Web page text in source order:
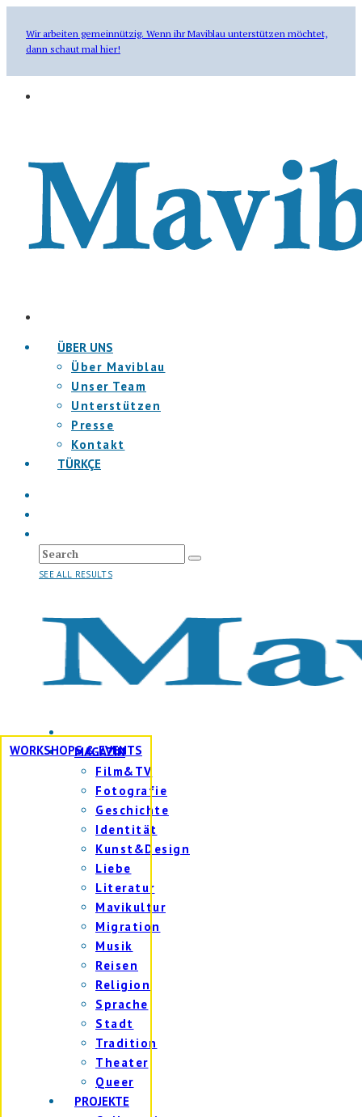
Wir arbeiten gemeinnützig. Wenn ihr Maviblau unterstützen möchtet,
dann schaut mal hier!
ÜBER UNS
Über Maviblau
Unser Team
Unterstützen
Presse
Kontakt
TÜRKÇE
SEE ALL RESULTS
WORKSHOPS & EVENTS
MAGAZIN
Film&TV
Fotografie
Geschichte
Identität
Kunst&Design
Liebe
Literatur
Mavikultur
Migration
Musik
Reisen
Religion
Sprache
Stadt
Tradition
Theater
Queer
PROJEKTE